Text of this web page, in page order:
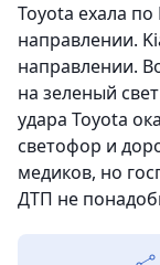
Toyota ехала
направлении.
направлении.
на зеленый
удара Toyota
светофор и
медиков, но
ДТП не